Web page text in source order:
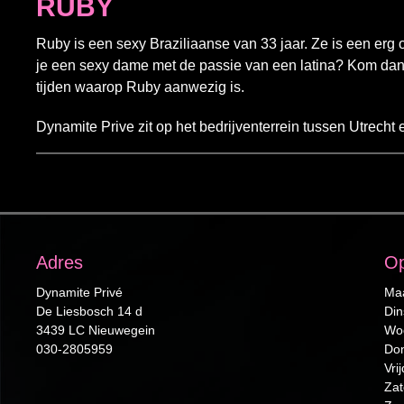
RUBY
Ruby is een sexy Braziliaanse van 33 jaar. Ze is een
je een sexy dame met de passie van een latina? Kom
tijden waarop Ruby aanwezig is.
Dynamite Prive zit op het bedrijventerrein tussen
Adres
Dynamite Privé
De Liesbosch 14 d
3439 LC Nieuwegein
030-2805959